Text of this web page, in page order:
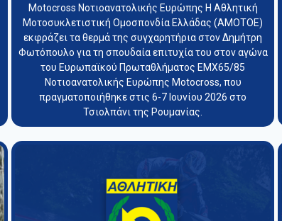
Motocross Νοτιοανατολικής Ευρώπης Η Αθλητική
Μοτοσυκλετιστική Ομοσπονδία Ελλάδας (ΑΜΟΤΟΕ)
εκφράζει τα θερμά της συγχαρητήρια στον Δημήτρη
Φωτόπουλο για τη σπουδαία επιτυχία του στον αγώνα
του Ευρωπαϊκού Πρωταθλήματος EMX65/85
Νοτιοανατολικής Ευρώπης Motocross, που
πραγματοποιήθηκε στις 6-7 Ιουνίου 2026 στο
Τσιολπάνι της Ρουμανίας.